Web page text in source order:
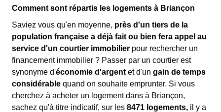
Comment sont répartis les logements à Briançon
Saviez vous qu'en moyenne, près d'un tiers de la
population française a déjà fait ou bien fera appel au
service d'un courtier immobilier pour rechercher un
financement immobilier ? Passer par un courtier est
synonyme d'économie d'argent et d'un gain de temps
considérable quand on souhaite emprunter. Si vous
cherchez à acheter un logement dans à Briançon,
sachez qu'à titre indicatif, sur les 8471 logements, il y a